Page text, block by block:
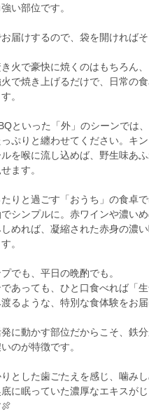
い部位です。
届けするので、袋を開ければそ
火で豪快に焼くのはもちろん
で焼き上げるだけで、日常の食
。
といった「外」のシーンでは
ぷりと纏わせてください。キ
を喉に流し込めば、野生味あ
ます。
りと過ごす「おうち」の食卓
シンプルに。赤ワインや濃い
めれば、凝縮された赤身の濃
。
でも、平日の晩酌でも。
あっても、ひと口食べれば「
るような、特別な食体験をお届
に動かす部位だからこそ、鉄
のが特徴です。
とした歯ごたえを感じ、噛み
に眠っていた濃厚なエキスが